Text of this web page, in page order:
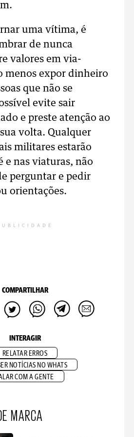
uma vítima, é
de nunca
valores em via-
menos expor dinheiro
que não se
evite sair
e preste atenção ao
volta. Qualquer
militares estarão
e nas viaturas, não
perguntar e pedir
orientações.
COMPARTILHAR
INTERAGIR
RELATAR ERROS
NOTÍCIAS NO WHATS
COM A GENTE
MARCA